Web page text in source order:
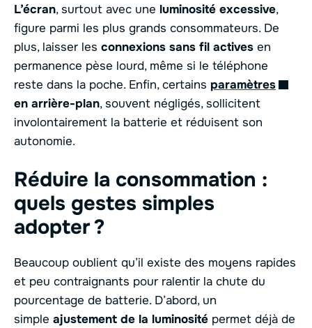
L’écran, surtout avec une luminosité excessive,
figure parmi les plus grands consommateurs. De
plus, laisser les connexions sans fil actives en
permanence pèse lourd, même si le téléphone
reste dans la poche. Enfin, certains paramètres
en arrière-plan, souvent négligés, sollicitent
involontairement la batterie et réduisent son
autonomie.
Réduire la consommation :
quels gestes simples
adopter ?
Beaucoup oublient qu’il existe des moyens rapides
et peu contraignants pour ralentir la chute du
pourcentage de batterie. D’abord, un
simple ajustement de la luminosité permet déjà de